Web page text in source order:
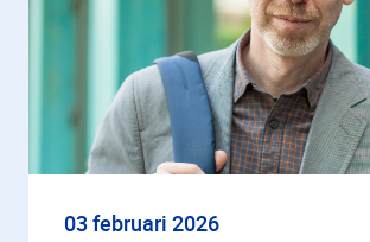
03 februari 2026